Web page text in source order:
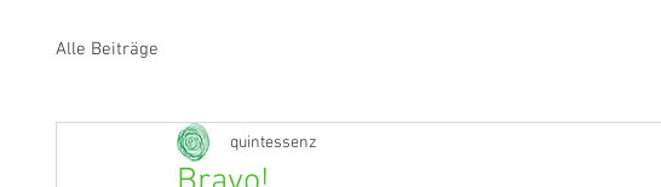
Alle Beiträge
quintessenz